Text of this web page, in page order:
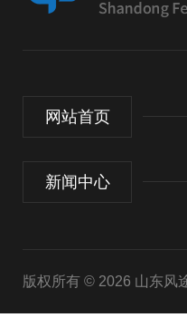
网站首页
新闻中心
版权所有 © 2026 山东风